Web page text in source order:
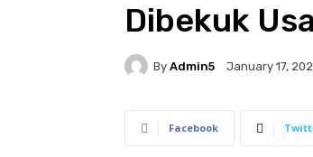
Dibekuk
By Admin5 January 17,
Facebook